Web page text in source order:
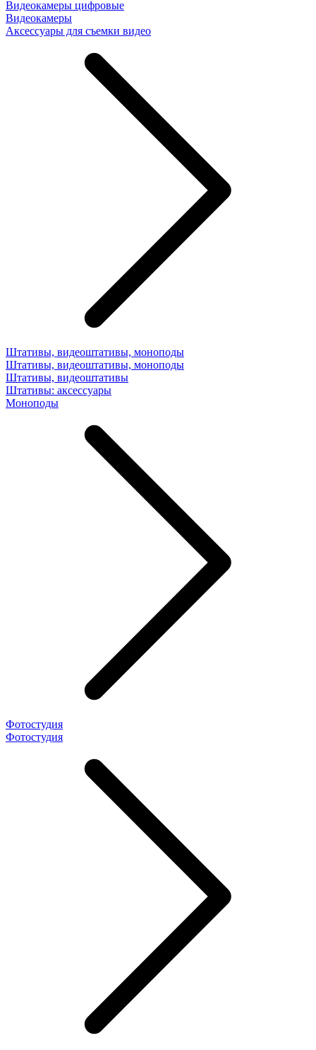
Видеокамеры цифровые
Видеокамеры
Аксессуары для съемки видео
Штативы, видеоштативы, моноподы
Штативы, видеоштативы, моноподы
Штативы, видеоштативы
Штативы: аксессуары
Моноподы
Фотостудия
Фотостудия